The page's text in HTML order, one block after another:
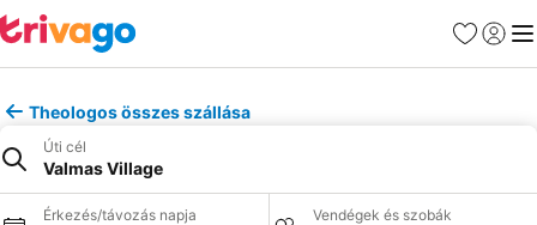
Kedvencek
Theologos összes szállása
Úti cél
Valmas Village
Érkezés/távozás napja Vendégek és szobák